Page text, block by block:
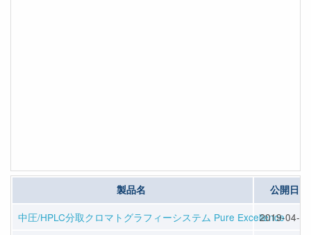
製品名 公開日
中圧/HPLC分取クロマトグラフィーシステム Pure Excellence
2019-04-22